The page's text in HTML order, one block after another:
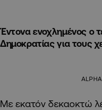
Έντονα ενοχλημένος ο
Δημοκρατίας για τους
Με εκατόν δεκαοκτώ